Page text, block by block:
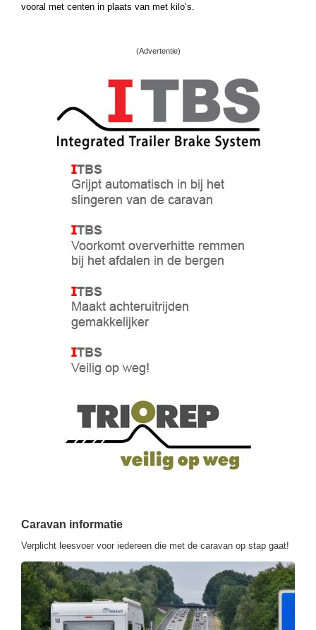
vooral met centen in plaats van met kilo’s.
(Advertentie)
Caravan informatie
Verplicht leesvoer voor iedereen die met de caravan op stap gaat!